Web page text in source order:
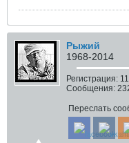
Рыжий
1968-2014
Регистрация:
Сообщения:
Переслать